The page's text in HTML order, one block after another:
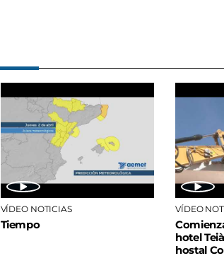
VÍDEO NOTICIAS
Tiempo
VÍDEO
hotel
hostal